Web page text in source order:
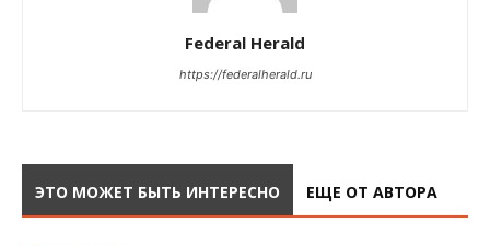
Federal Herald
https://federalherald.ru
ЭТО МОЖЕТ БЫТЬ ИНТЕРЕСНО ЕЩЕ ОТ АВТОРА